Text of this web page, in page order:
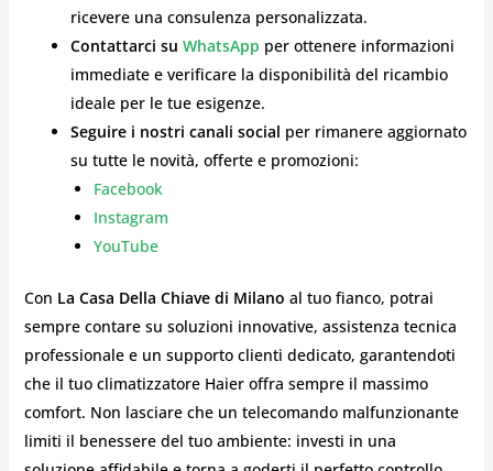
ricevere una consulenza personalizzata.
Contattarci su WhatsApp per ottenere informazioni
immediate e verificare la disponibilità del ricambio
ideale per le tue esigenze.
Seguire i nostri canali social per rimanere aggiornato
su tutte le novità, offerte e promozioni:
Facebook
Instagram
YouTube
Con La Casa Della Chiave di Milano al tuo fianco, potrai
sempre contare su soluzioni innovative, assistenza tecnica
professionale e un supporto clienti dedicato, garantendoti
che il tuo climatizzatore Haier offra sempre il massimo
comfort. Non lasciare che un telecomando malfunzionante
limiti il benessere del tuo ambiente: investi in una